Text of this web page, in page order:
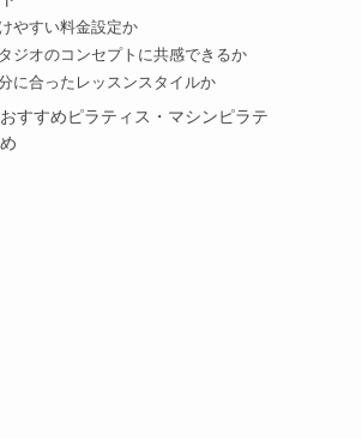
やすい料金設定か
ジオのコンセプトに共感できるか
に合ったレッスンスタイルか
すすめピラティス・マシンピラテ